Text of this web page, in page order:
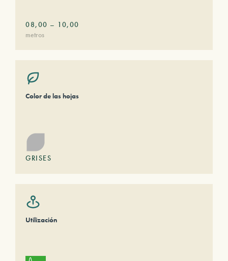
08,00 – 10,00
metros
Color de las hojas
GRISES
Utilización